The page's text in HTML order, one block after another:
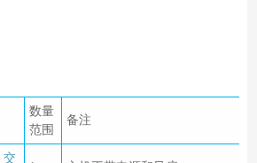
数量
范围
备注
交